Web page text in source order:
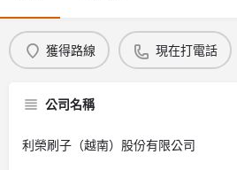
獲得路線 現在打電話
公司名稱
利榮刷子（越南）股份有限公司